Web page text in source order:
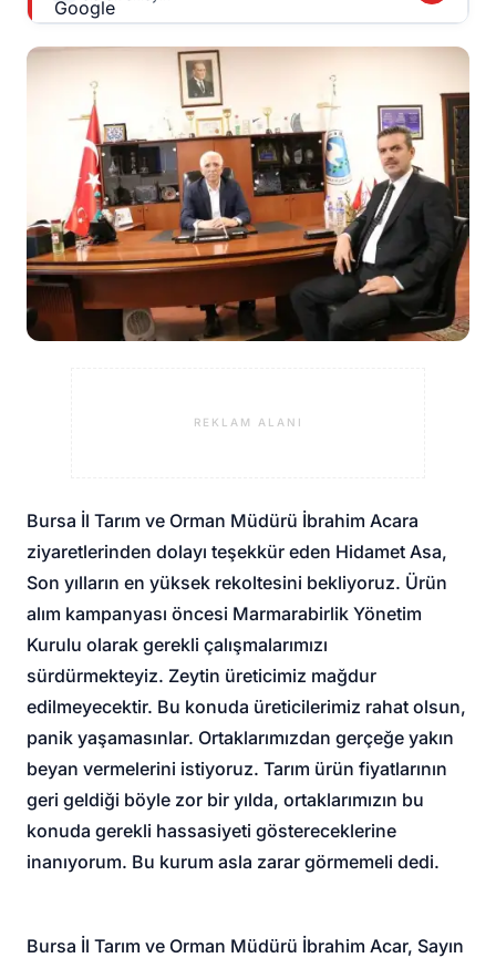
REKLAM ALANI
Bursa İl Tarım ve Orman Müdürü İbrahim Acara
ziyaretlerinden dolayı teşekkür eden Hidamet Asa,
Son yılların en yüksek rekoltesini bekliyoruz. Ürün
alım kampanyası öncesi Marmarabirlik Yönetim
Kurulu olarak gerekli çalışmalarımızı
sürdürmekteyiz. Zeytin üreticimiz mağdur
edilmeyecektir. Bu konuda üreticilerimiz rahat olsun,
panik yaşamasınlar. Ortaklarımızdan gerçeğe yakın
beyan vermelerini istiyoruz. Tarım ürün fiyatlarının
geri geldiği böyle zor bir yılda, ortaklarımızın bu
konuda gerekli hassasiyeti göstereceklerine
inanıyorum. Bu kurum asla zarar görmemeli dedi.
Bursa İl Tarım ve Orman Müdürü İbrahim Acar, Sayın